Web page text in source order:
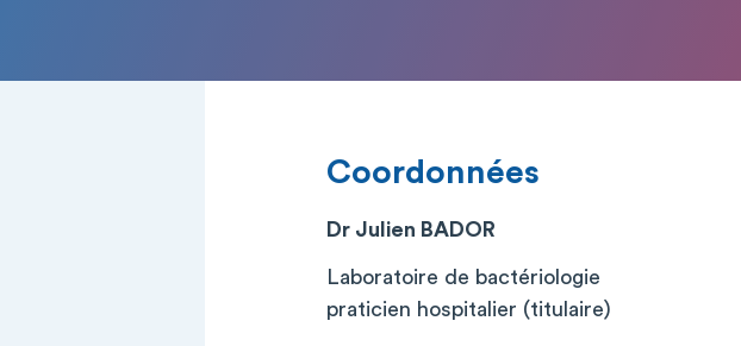
Coordonnées
Dr Julien BADOR
Laboratoire de bactériologie
praticien hospitalier (titulaire)